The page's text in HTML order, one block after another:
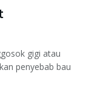
gigi atau
penyebab bau